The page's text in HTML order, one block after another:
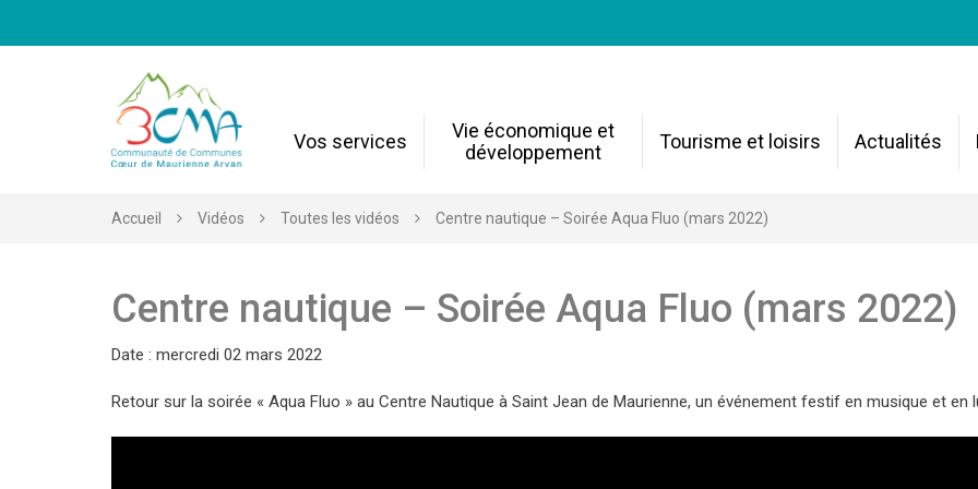
Vos services
Vie économique et
développement
Tourisme et loisirs Actualités
Accueil Vidéos Toutes les vidéos Centre nautique – Soirée Aqua Fluo (mars 2022)
Centre nautique – Soirée Aqua Fluo (mars 2022)
Date : mercredi 02 mars 2022
Retour sur la soirée « Aqua Fluo » au Centre Nautique à Saint Jean de Maurienne, un événement festif en musique et en